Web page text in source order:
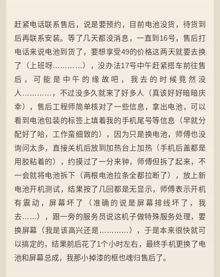
赶紧电话联系售后，说是要预约，目前电池没货，待货到
后再联系安装。等了几天都没消息，一直到16号，售后打
电话来说电池到货了，要想享受49的价格这两天就要去换
了（上班呀…………），没办法17号中午赶紧搭车前往售
后，可能是中午的缘故吧，我去的时候竟然没
人…………，不过没多久就来了好多人（真该好好暗暗庆
幸），售后工程师简单核对了一些信息，拿出电池，可以
看到电池包装的标签上填着我的手机尾号等信息（早就分
配好了哈，工作蛮细致的），因为只是换电池，师傅也没
询问太多，直接关机后放到加热台上加热（手机后盖都是
用胶粘着的），约摸过了一分来钟，师傅但拆了起来，不
一会就将电池拆下（两根电池拉条全都拉断了），放上新
电池开机测试，结果按了几回都是无显示，师傅表示开机
有震动，屏幕坏了（准确的说是屏幕排线坏了，我
去……），跟一旁的服务员说这机子做特殊服务处理，要
换屏幕（我是该高兴还是…………），于是本来很快就可
以搞定的，结果前后花了1个小时左右，最终手机更换了电
池和屏幕总成，我那小掉漆的框也魂归售后了。